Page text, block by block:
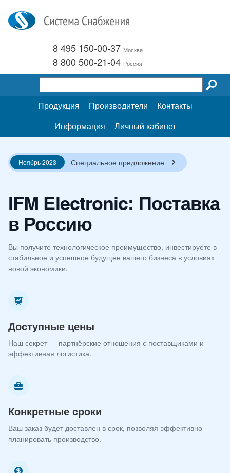
8 495 150-00-37 Москва
8 800 500-21-04 Россия
Продукция Производители
Контакты
Информация
Личный кабинет
Ноябрь 2023 Специальное предложение
IFM Electronic: Поставка
в Россию
Вы получите технологическое преимущество, инвестируете в
стабильное и успешное будущее вашего бизнеса в условиях
новой экономики.
Доступные цены
Наш секрет — партнёрские отношения с поставщиками и
эффективная логистика.
Конкретные сроки
Ваш заказ будет доставлен в срок, позволяя эффективно
планировать производство.